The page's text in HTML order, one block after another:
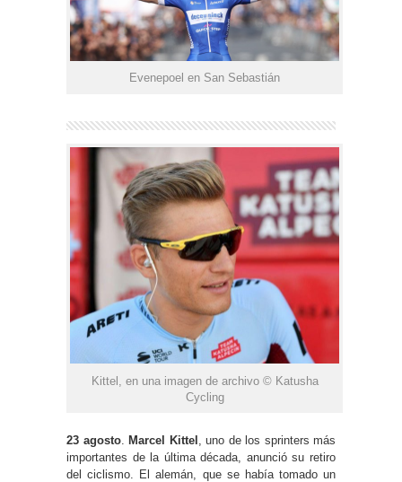
Evenepoel en San Sebastián
Kittel, en una imagen de archivo © Katusha
Cycling
23 agosto. Marcel Kittel
, uno de los sprinters más
importantes de la última década, anunció su retiro
del ciclismo. El alemán, que se había tomado un